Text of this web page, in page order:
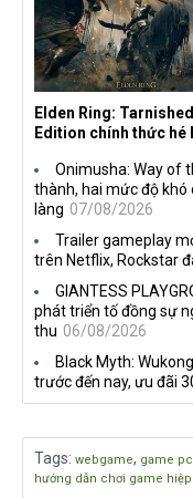
Elden Ring: Tarnished
Edition chính thức hé
Onimusha: Way of
thành, hai mức độ khó
làng 07/08/2026
Trailer gameplay
trên Netflix, Rockstar
GIANTESS
phát triển tố đồng sự
thu 06/08/2026
Black Myth:
trước đến nay, ưu đãi
Tags: webgame, game pc
hướng dẫn chơi game